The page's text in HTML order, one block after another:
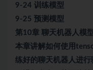
9-24 训练模型
9-25 预测模型
第10章 聊天机器人模
本章讲解如何使用
练好的聊天机器人进